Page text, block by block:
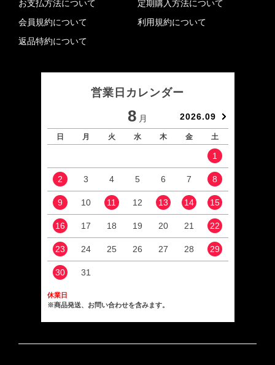
お支払方法について
会員規約について
返品特約について
定期購入方法について
利用規約について
営業日カレンダー
8 月 2026.09
日 月 火 水 木 金 土
1
2 3 4 5 6 7 8
9 10 11 12 13 14 15
16 17 18 19 20 21 22
23 24 25 26 27 28 29
30 31
休業日
※商品発送、お問い合わせを含みます。